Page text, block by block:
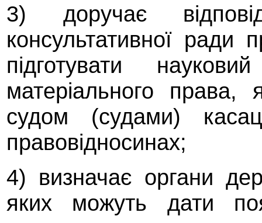
3) доручає
консультативної ради
підготувати
матеріального права,
судом (судами)
правовідносинах;
4) визначає органи
яких можуть дати